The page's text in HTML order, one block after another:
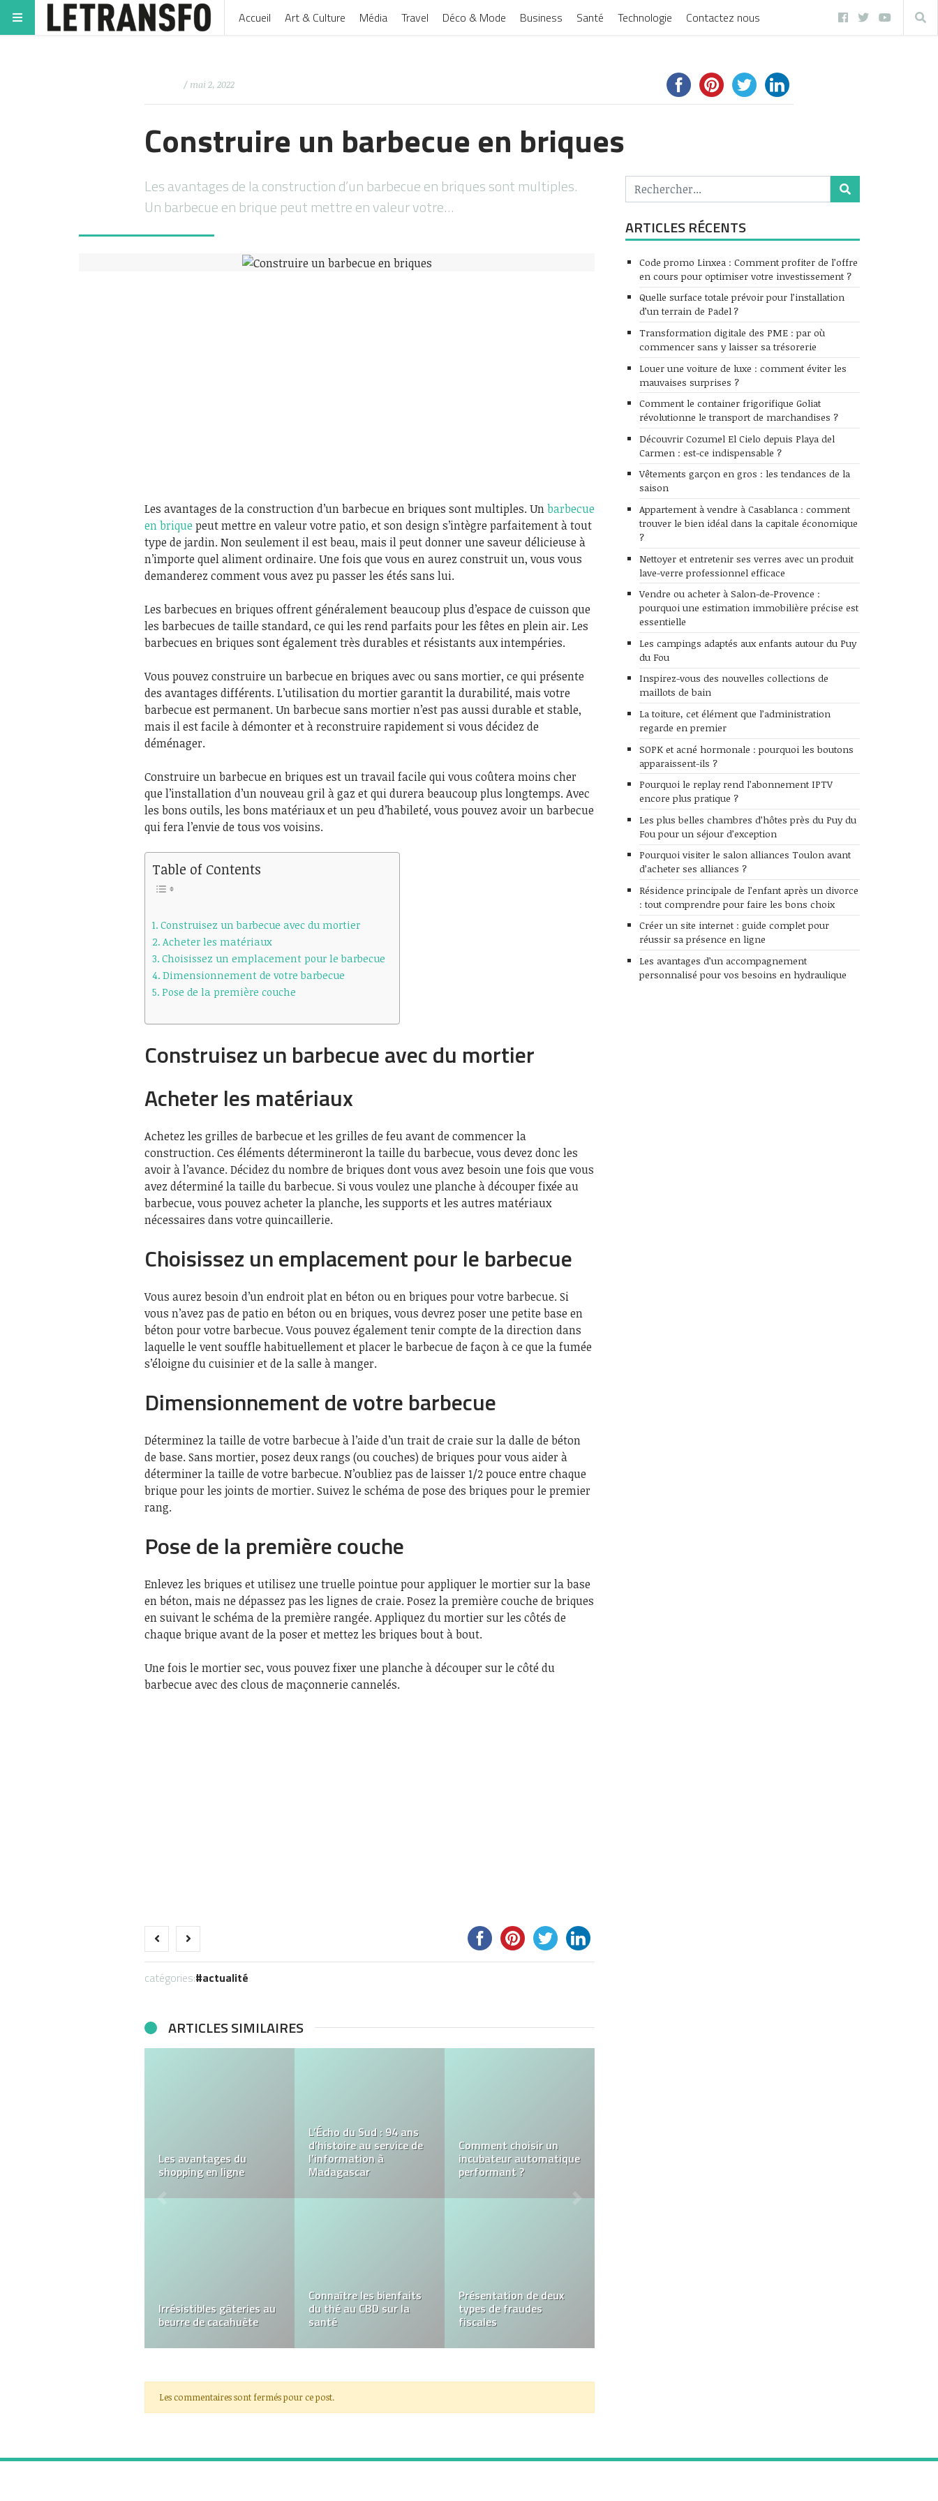
Accueil Art & Culture Média Travel Déco & Mode Business Santé Technologie Contactez nous
/ mai 2, 2022
Construire un barbecue en briques
Les avantages de la construction d’un barbecue en briques sont multiples.
Un barbecue en brique peut mettre en valeur votre…
Les avantages de la construction d’un barbecue en briques sont multiples. Unbarbecue
en brique peut mettre en valeur votre patio, et son design s’intègre parfaitement à tout
type de jardin. Non seulement il est beau, mais il peut donner une saveur délicieuse à
n’importe quel aliment ordinaire. Une fois que vous en aurez construit un, vous vous
demanderez comment vous avez pu passer les étés sans lui.
Les barbecues en briques offrent généralement beaucoup plus d’espace de cuisson que
les barbecues de taille standard, ce qui les rend parfaits pour les fêtes en plein air. Les
barbecues en briques sont également très durables et résistants aux intempéries.
Vous pouvez construire un barbecue en briques avec ou sans mortier, ce qui présente
des avantages différents. L’utilisation du mortier garantit la durabilité, mais votre
barbecue est permanent. Un barbecue sans mortier n’est pas aussi durable et stable,
mais il est facile à démonter et à reconstruire rapidement si vous décidez de
déménager.
Construire un barbecue en briques est un travail facile qui vous coûtera moins cher
que l’installation d’un nouveau gril à gaz et qui durera beaucoup plus longtemps. Avec
les bons outils, les bons matériaux et un peu d’habileté, vous pouvez avoir un barbecue
qui fera l’envie de tous vos voisins.
Table of Contents
Construisez un barbecue avec du mortier
Acheter les matériaux
Choisissez un emplacement pour le barbecue
Dimensionnement de votre barbecue
Pose de la première couche
Construisez un barbecue avec du mortier
Acheter les matériaux
Achetez les grilles de barbecue et les grilles de feu avant de commencer la
construction. Ces éléments détermineront la taille du barbecue, vous devez donc les
avoir à l’avance. Décidez du nombre de briques dont vous avez besoin une fois que vous
avez déterminé la taille du barbecue. Si vous voulez une planche à découper fixée au
barbecue, vous pouvez acheter la planche, les supports et les autres matériaux
nécessaires dans votre quincaillerie.
Choisissez un emplacement pour le barbecue
Vous aurez besoin d’un endroit plat en béton ou en briques pour votre barbecue. Si
vous n’avez pas de patio en béton ou en briques, vous devrez poser une petite base en
béton pour votre barbecue. Vous pouvez également tenir compte de la direction dans
laquelle le vent souffle habituellement et placer le barbecue de façon à ce que la fumée
s’éloigne du cuisinier et de la salle à manger.
Dimensionnement de votre barbecue
Déterminez la taille de votre barbecue à l’aide d’un trait de craie sur la dalle de béton
de base. Sans mortier, posez deux rangs (ou couches) de briques pour vous aider à
déterminer la taille de votre barbecue. N’oubliez pas de laisser 1/2 pouce entre chaque
brique pour les joints de mortier. Suivez le schéma de pose des briques pour le premier
rang.
Pose de la première couche
Enlevez les briques et utilisez une truelle pointue pour appliquer le mortier sur la base
en béton, mais ne dépassez pas les lignes de craie. Posez la première couche de briques
en suivant le schéma de la première rangée. Appliquez du mortier sur les côtés de
chaque brique avant de la poser et mettez les briques bout à bout.
Une fois le mortier sec, vous pouvez fixer une planche à découper sur le côté du
barbecue avec des clous de maçonnerie cannelés.
catégories: actualité
ARTICLES SIMILAIRES
et des idées de coloriage
originales
Le style industriel, la
tendance mobilier 2021
Slottica, le leader crypto
des casinos et paris
sportifs en ligne
d’audition : quels
traitements ?
3 matières écologiques
pour vos cadeaux
personnalisés
Tours, France : Un Vol
vers l’Excellence dans le
Télépilotage Aérien
Les commentaires sont fermés pour ce post.
ARTICLES RÉCENTS
Code promo Linxea : Comment profiter de l’offre
en cours pour optimiser votre investissement ?
Quelle surface totale prévoir pour l’installation
d’un terrain de Padel ?
Transformation digitale des PME : par où
commencer sans y laisser sa trésorerie
Louer une voiture de luxe : comment éviter les
mauvaises surprises ?
Comment le container frigorifique Goliat
révolutionne le transport de marchandises ?
Découvrir Cozumel El Cielo depuis Playa del
Carmen : est-ce indispensable ?
Vêtements garçon en gros : les tendances de la
saison
Appartement à vendre à Casablanca : comment
trouver le bien idéal dans la capitale économique
?
Nettoyer et entretenir ses verres avec un produit
lave-verre professionnel efficace
Vendre ou acheter à Salon-de-Provence :
pourquoi une estimation immobilière précise est
essentielle
Les campings adaptés aux enfants autour du Puy
du Fou
Inspirez-vous des nouvelles collections de
maillots de bain
La toiture, cet élément que l’administration
regarde en premier
SOPK et acné hormonale : pourquoi les boutons
apparaissent-ils ?
Pourquoi le replay rend l’abonnement IPTV
encore plus pratique ?
Les plus belles chambres d’hôtes près du Puy du
Fou pour un séjour d’exception
Pourquoi visiter le salon alliances Toulon avant
d’acheter ses alliances ?
Résidence principale de l’enfant après un divorce
: tout comprendre pour faire les bons choix
Créer un site internet : guide complet pour
réussir sa présence en ligne
Les avantages d’un accompagnement
personnalisé pour vos besoins en hydraulique